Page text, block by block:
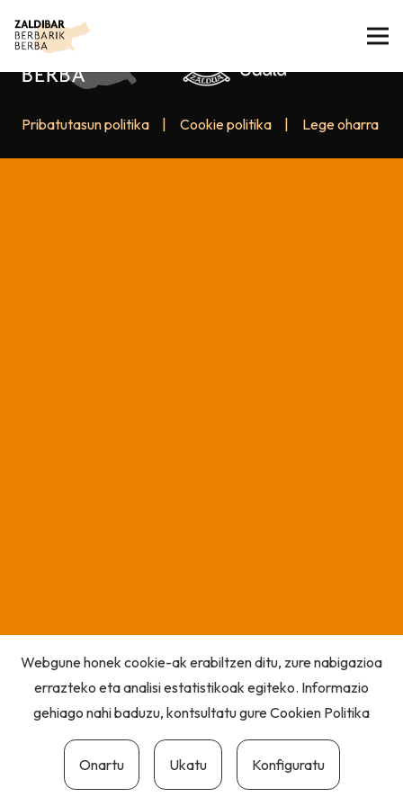
Pribatutasun politika Cookie politika Lege oharra
Webgune honek cookie-ak erabiltzen ditu, zure nabigazioa
errazteko eta analisi estatistikoak egiteko. Informazio
gehiago nahi baduzu, kontsultatu gureCookien Politika
Onartu Ukatu Konfiguratu